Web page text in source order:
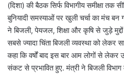
(दिशा) की बैठक सिर्फ विभागीय समीक्षा तक
बुनियादी समस्याओं पर खुली चर्चा का मंच बन
ने बिजली, पेयजल, शिक्षा और कृषि से जुड़े
सबसे ज्यादा चिंता बिजली व्यवस्था को लेकर
कहा कि वर्षों बाद इस बार आम लोगों से लेकर
संकट से प्रभावित हुए. मंत्री ने बिजली